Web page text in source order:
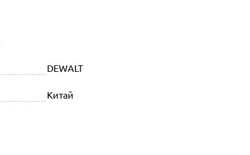
DEWALT
Китай